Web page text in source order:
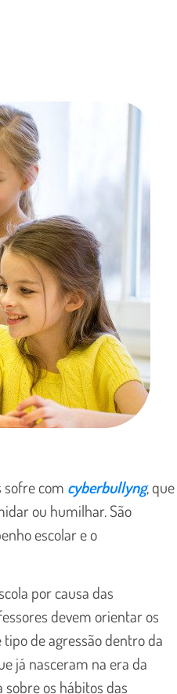
sofre com cyberbullyng, que
ou humilhar. São
escolar e o
por causa das
devem orientar os
de agressão dentro da
já nasceram na era da
os hábitos das